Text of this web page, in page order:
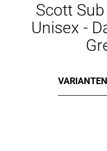
Scott
Unisex -